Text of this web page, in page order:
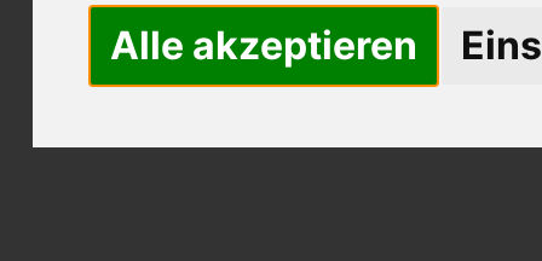
Alle akzeptieren